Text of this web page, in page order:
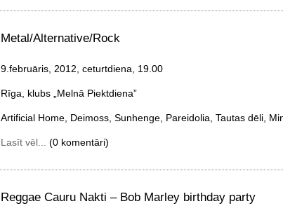
Metal/Alternative/Rock
9.februāris, 2012, ceturtdiena, 19.00
Rīga, klubs „Melnā Piektdiena”
Artificial Home, Deimoss, Sunhenge, Pareidolia, Tautas dēli,
Lasīt vēl... (0 komentāri)
Reggae Cauru Nakti – Bob Marley birthday party